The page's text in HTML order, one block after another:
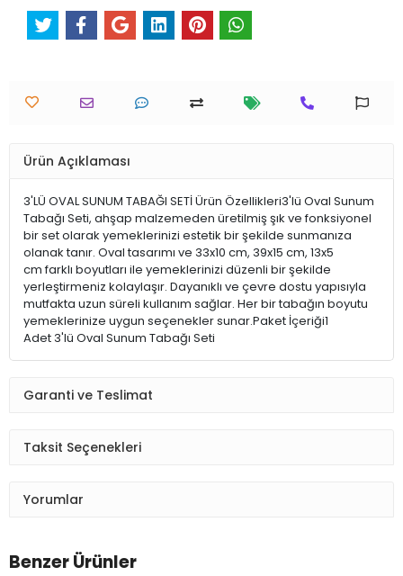
Ürün Açıklaması
3'LÜ OVAL SUNUM TABAĞI SETİ Ürün Özellikleri3'lü Oval Sunum
Tabağı Seti, ahşap malzemeden üretilmiş şık ve fonksiyonel
bir set olarak yemeklerinizi estetik bir şekilde sunmanıza
olanak tanır. Oval tasarımı ve 33x10 cm, 39x15 cm, 13x5
cm farklı boyutları ile yemeklerinizi düzenli bir şekilde
yerleştirmeniz kolaylaşır. Dayanıklı ve çevre dostu yapısıyla
mutfakta uzun süreli kullanım sağlar. Her bir tabağın boyutu
yemeklerinize uygun seçenekler sunar.Paket İçeriği1
Adet 3'lü Oval Sunum Tabağı Seti
Garanti ve Teslimat
Taksit Seçenekleri
Yorumlar
Benzer Ürünler